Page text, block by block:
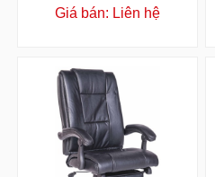
Giá bán: Liên hệ